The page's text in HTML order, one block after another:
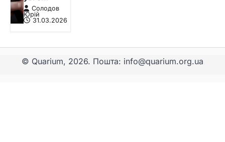
Солодов
Юрій
31.03.2026
© Quarium, 2026. Пошта: info@quarium.org.ua